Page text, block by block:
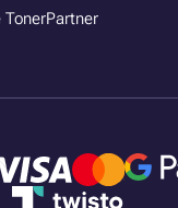
TonerPartner